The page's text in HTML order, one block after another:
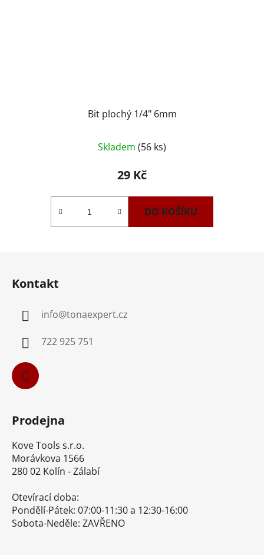
Bit plochý 1/4" 6mm
Skladem (56 ks)
29 Kč
DO KOŠÍKU
Kontakt
info@tonaexpert.cz
722 925 751
Prodejna
Kove Tools s.r.o.
Morávkova 1566
280 02 Kolín - Zálabí
Otevírací doba:
Pondělí-Pátek: 07:00-11:30 a 12:30-16:00
Sobota-Neděle: ZAVŘENO